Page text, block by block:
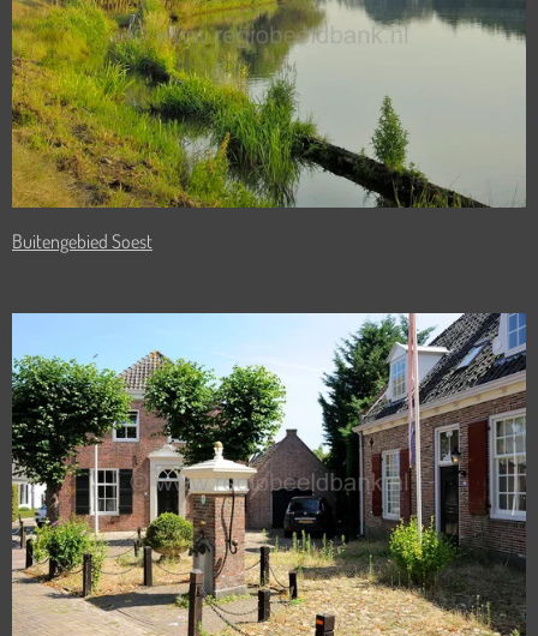
Buitengebied Soest